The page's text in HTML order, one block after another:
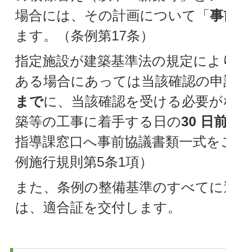
場合には、その計画について「
ます。（条例第17条）
指定施設が建築基準法の規定に
ある場合にあっては当該確認の
までに、当該確認を受ける必要
築等の工事に着手する日の30 日
指導課窓口へ事前協議書類一式
例施行規則第5条1項）
また、条例の整備基準のすべて
は、適合証を交付します。